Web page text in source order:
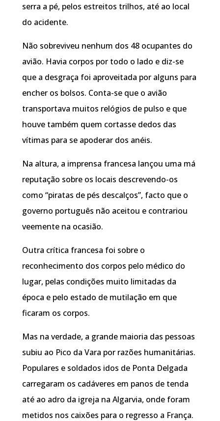
serra a pé, pelos estreitos trilhos, até ao local
do acidente.
Não sobreviveu nenhum dos 48 ocupantes do
avião. Havia corpos por todo o lado e diz-se
que a desgraça foi aproveitada por alguns para
encher os bolsos. Conta-se que o avião
transportava muitos relógios de pulso e que
houve também quem cortasse dedos das
vítimas para se apoderar dos anéis.
Na altura, a imprensa francesa lançou uma má
reputação sobre os locais descrevendo-os
como “piratas de pés descalços”, facto que o
governo português não aceitou e contrariou
veemente na ocasião.
Outra crítica francesa foi sobre o
reconhecimento dos corpos pelo médico do
lugar, pelas condições muito limitadas da
época e pelo estado de mutilação em que
ficaram os corpos.
Mas na verdade, a grande maioria das pessoas
subiu ao Pico da Vara por razões humanitárias.
Populares e soldados idos de Ponta Delgada
carregaram os cadáveres em panos de tenda
até ao adro da igreja na Algarvia, onde foram
metidos nos caixões para o regresso a França.